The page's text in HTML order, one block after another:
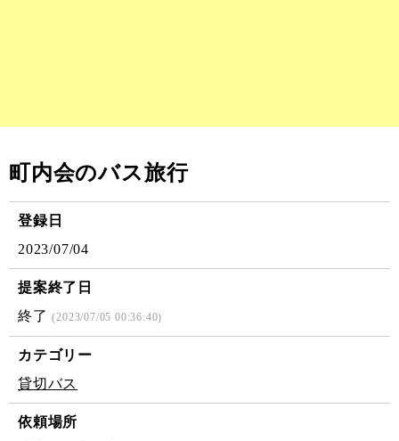
町内会のバス旅行
登録日
2023/07/04
提案終了日
終了 (2023/07/05 00:36:40)
カテゴリー
貸切バス
依頼場所